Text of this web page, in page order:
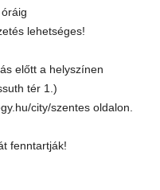
lehetséges!
előtt a helyszínen
tér 1.)
city/szentes oldalon.
fenntartják!